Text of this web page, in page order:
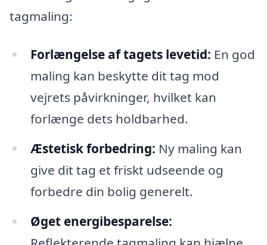
tagmaling:
Forlængelse af tagets levetid: En god
maling kan beskytte dit tag mod
vejrets påvirkninger, hvilket kan
forlænge dets holdbarhed.
Æstetisk forbedring: Ny maling kan
give dit tag et friskt udseende og
forbedre din bolig generelt.
Øget energibesparelse: